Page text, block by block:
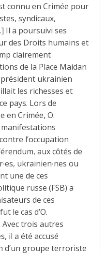
connu en Crimée pour
syndicaux,
Il a poursuivi ses
des Droits humains et
clairement
de la Place Maidan
ukrainien
les richesses et
pays. Lors de
en Crimée, O.
l’occupation
aux côtés de
ukrainien∙nes ou
une de ces
russe (FSB) a
de ces
le cas d’O.
Avec trois autres
il a été accusé
d’un groupe terroriste